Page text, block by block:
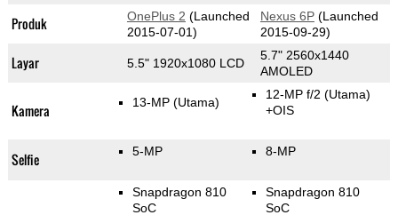
Produk OnePlus 2 (Launched
2015-07-01)
Nexus 6P(Launched
2015-09-29)
Layar 5.5" 1920x1080 LCD
5.7" 2560x1440
AMOLED
Kamera 13-MP (Utama)
12-MP f/2 (Utama)
+OIS
Selfie 5-MP 8-MP
Snapdragon 810
SoC
Snapdragon 810
SoC